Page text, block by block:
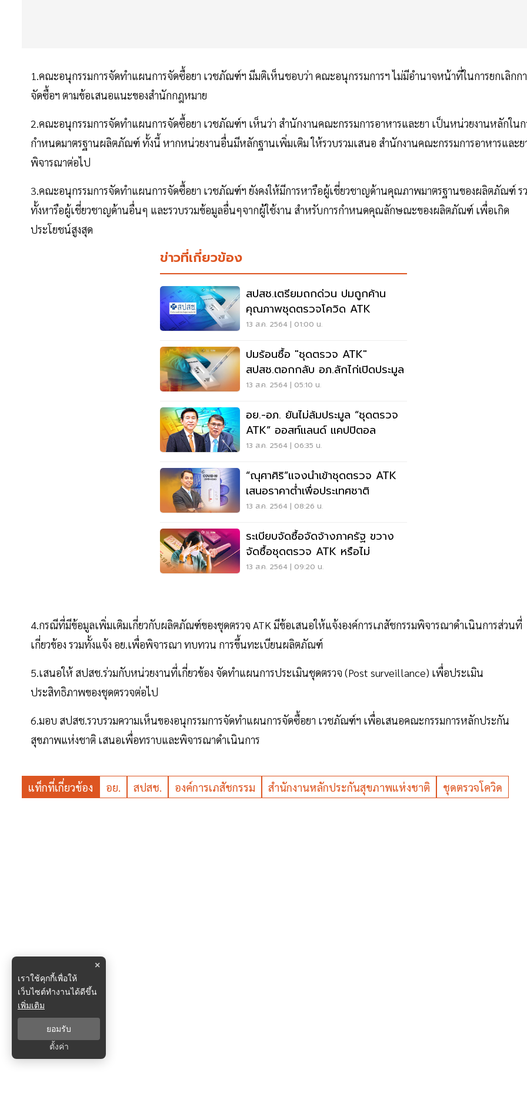
1.คณะอนุกรรมการจัดทำแผนการจัดซื้อยา เวชภัณฑ์ฯ มีมติเห็นชอบว่า คณะอนุกรรมการฯ ไม่มีอำนาจหน้าที่ในการยกเลิกก
จัดซื้อฯ ตามข้อเสนอแนะของสำนักกฎหมาย
2.คณะอนุกรรมการจัดทำแผนการจัดซื้อยา เวชภัณฑ์ฯ เห็นว่า สำนักงานคณะกรรมการอาหารและยา เป็นหน่วยงานหลักในก
กำหนดมาตรฐานผลิตภัณฑ์ ทั้งนี้ หากหน่วยงานอื่นมีหลักฐานเพิ่มเติม ให้รวบรวมเสนอ สำนักงานคณะกรรมการอาหารและย
พิจารณาต่อไป
3.คณะอนุกรรมการจัดทำแผนการจัดซื้อยา เวชภัณฑ์ฯ ยังคงให้มีการหารือผู้เชี่ยวชาญด้านคุณภาพมาตรฐานของผลิตภัณฑ์ ร
ทั้งหารือผู้เชี่ยวชาญด้านอื่นๆ และรวบรวมข้อมูลอื่นๆจากผู้ใช้งาน สำหรับการกำหนดคุณลักษณะของผลิตภัณฑ์ เพื่อเกิด
ประโยชน์สูงสุด
ข่าวที่เกี่ยวข้อง
สปสช.เตรียมถกด่วน ปมถูกค้าน
คุณภาพชุดตรวจโควิด ATK
13 ส.ค. 2564 | 01:00 น.
ปมร้อนซื้อ "ชุดตรวจ ATK"
สปสช.ตอกกลับ อภ.ลักไก่เปิดประมูล
13 ส.ค. 2564 | 05:10 น.
อย.-อภ. ยันไม่ล้มประมูล “ชุดตรวจ
ATK” ออสท์แลนด์ แคปปิตอล
13 ส.ค. 2564 | 06:35 น.
“ณุศาศิริ”แจงนำเข้าชุดตรวจ ATK
เสนอราคาต่ำเพื่อประเทศชาติ
13 ส.ค. 2564 | 08:26 น.
ระเบียบจัดซื้อจัดจ้างภาครัฐ ขวาง
จัดซื้อชุดตรวจ ATK หรือไม่
13 ส.ค. 2564 | 09:20 น.
4.กรณีที่มีข้อมูลเพิ่มเติมเกี่ยวกับผลิตภัณฑ์ของชุดตรวจ ATK มีข้อเสนอให้แจ้งองค์การเภสัชกรรมพิจารณาดำเนินการส่วนที่
เกี่ยวข้อง รวมทั้งแจ้ง อย.เพื่อพิจารณา ทบทวน การขึ้นทะเบียนผลิตภัณฑ์
5.เสนอให้ สปสช.ร่วมกับหน่วยงานที่เกี่ยวข้อง จัดทำแผนการประเมินชุดตรวจ (Post surveillance) เพื่อประเมิน
ประสิทธิภาพของชุดตรวจต่อไป
6.มอบ สปสช.รวบรวมความเห็นของอนุกรรมการจัดทำแผนการจัดซื้อยา เวชภัณฑ์ฯ เพื่อเสนอคณะกรรมการหลักประกัน
สุขภาพแห่งชาติ เสนอเพื่อทราบและพิจารณาดำเนินการ
แท็กที่เกี่ยวข้อง อย. สปสช. องค์การเภสัชกรรม สำนักงานหลักประกันสุขภาพแห่งชาติ ชุดตรวจโควิด
×
เราใช้คุกกี้เพื่อให้
เว็บไซต์ทำงานได้ดีขึ้น
เพิ่มเติม
ยอมรับ
ตั้งค่า